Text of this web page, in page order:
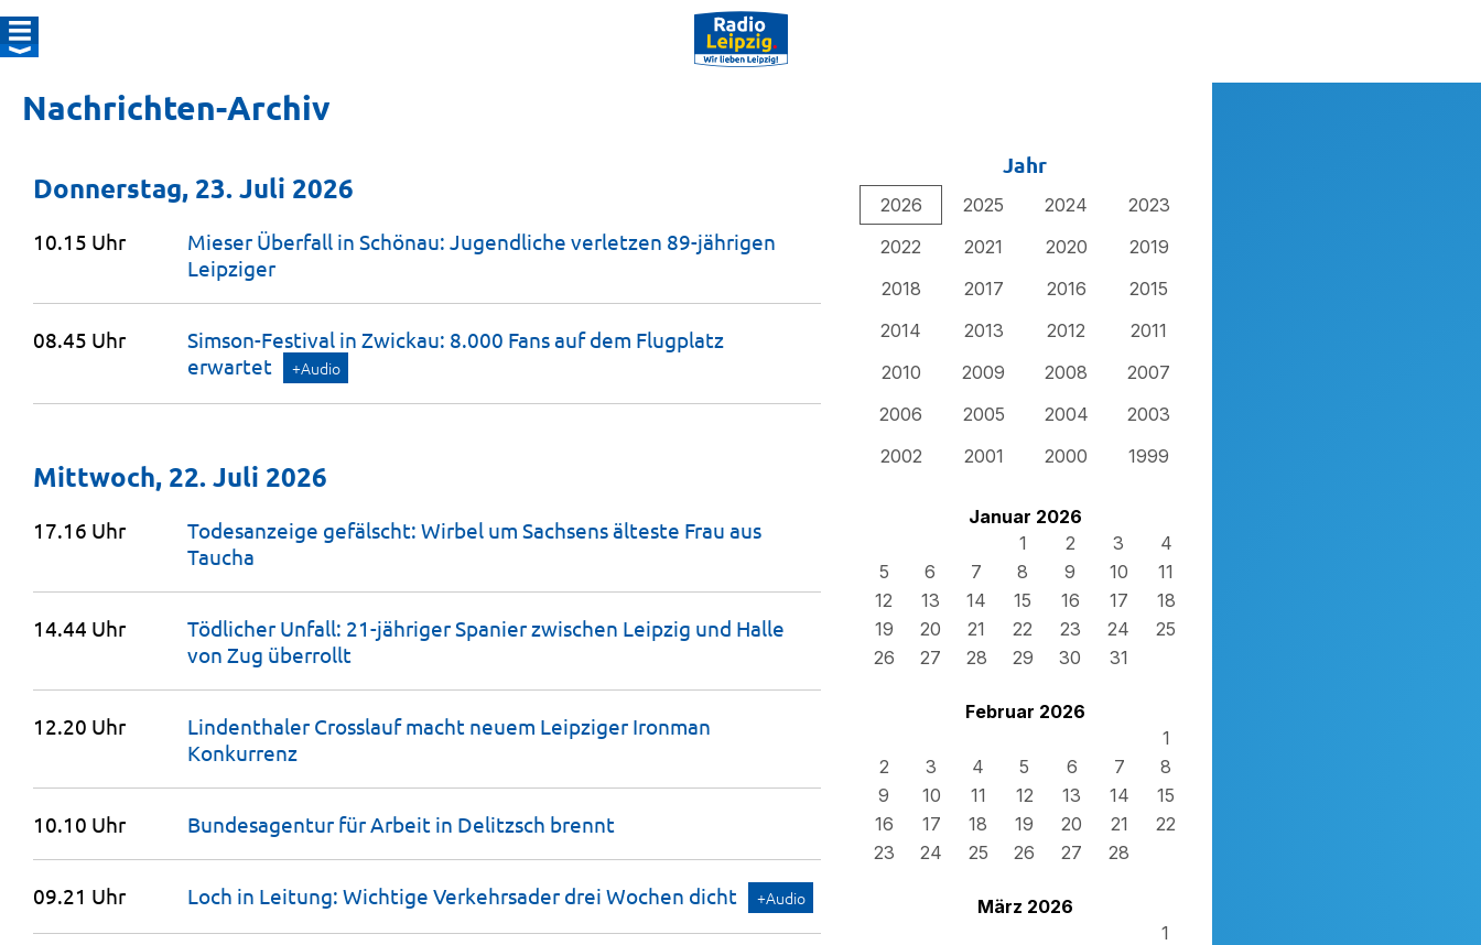
Nachrichten-Archiv
Jahr
2026 2025 2024
2023
2022
2021 2020
2019
2018
2017 2016
2015
2014
2013 2012
2011
2010
2009 2008
2007
2006
2005 2004
2003
2002
2001 2000 1999
Januar 2026
1
2 3
4
5
6 7 8 9 10
11
12
13 14 15 16 17
18
19
20 21 22 23 24
25
26
27 28 29 30 31
Februar 2026
1
2
3 4 5 6 7
8
9
10 11 12 13 14
15
16
17 18 19 20 21
22
23
24 25 26 27 28
März 2026
1
Donnerstag, 23. Juli 2026
10.15 Uhr
Mieser Überfall in Schönau: Jugendliche verletzen 89-jährigen
Leipziger
08.45 Uhr
Simson-Festival in Zwickau: 8.000 Fans auf dem Flugplatz
erwartet
+Audio
Mittwoch, 22. Juli 2026
17.16 Uhr
Todesanzeige gefälscht: Wirbel um Sachsens älteste Frau aus
Taucha
14.44 Uhr
Tödlicher Unfall: 21-jähriger Spanier zwischen Leipzig und Halle
von Zug überrollt
12.20 Uhr
Lindenthaler Crosslauf macht neuem Leipziger Ironman
Konkurrenz
10.10 Uhr Bundesagentur für Arbeit in Delitzsch brennt
09.21 Uhr Loch in Leitung: Wichtige Verkehrsader drei Wochen dicht +Audio